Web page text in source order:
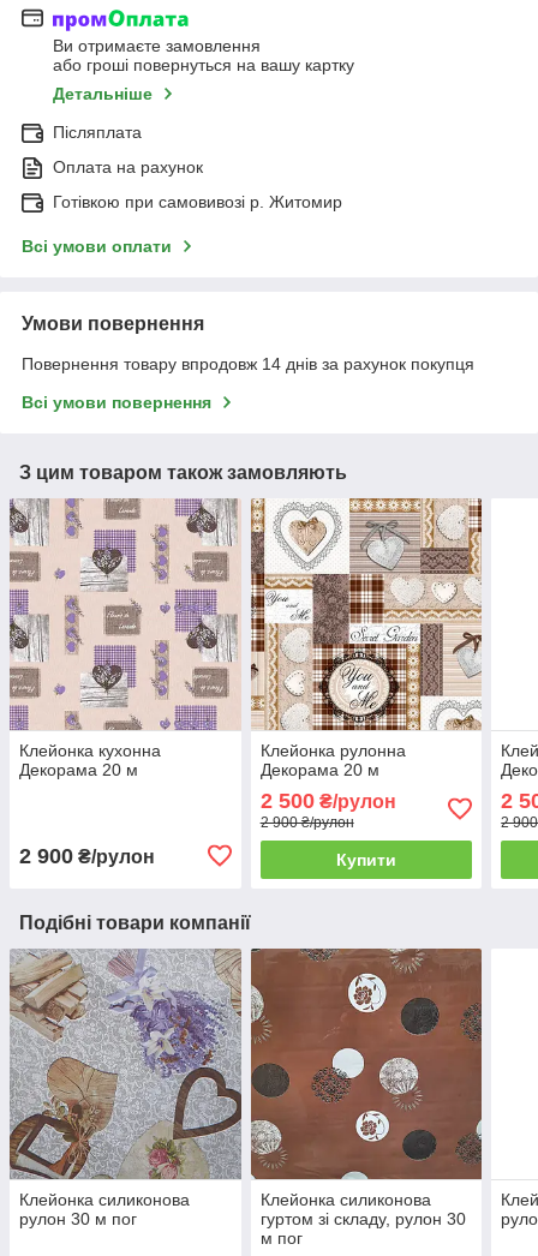
Ви отримаєте замовлення
або гроші повернуться на вашу картку
Детальніше
Післяплата
Оплата на рахунок
Готівкою при самовивозі р. Житомир
Всі умови оплати
Умови повернення
Повернення товару впродовж 14 днів за рахунок покупця
Всі умови повернення
З цим товаром також замовляють
Клейонка кухонна
Декорама 20 м
2 900 ₴/рулон
Клейонка рулонна
Декорама 20 м
2 500₴/рулон
2 900 ₴/рулон
Купити
2
2
Подібні товари компанії
Клейонка силиконова
рулон 30 м пог
Клейонка силиконова
гуртом зі складу, рулон 30
м пог